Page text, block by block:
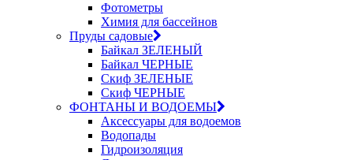
Фотометры
Химия для бассейнов
Пруды садовые
Байкал ЗЕЛЕНЫЙ
Байкал ЧЕРНЫЕ
Скиф ЗЕЛЕНЫЕ
Скиф ЧЕРНЫЕ
ФОНТАНЫ И ВОДОЕМЫ
Аксессуары для водоемов
Водопады
Гидроизоляция